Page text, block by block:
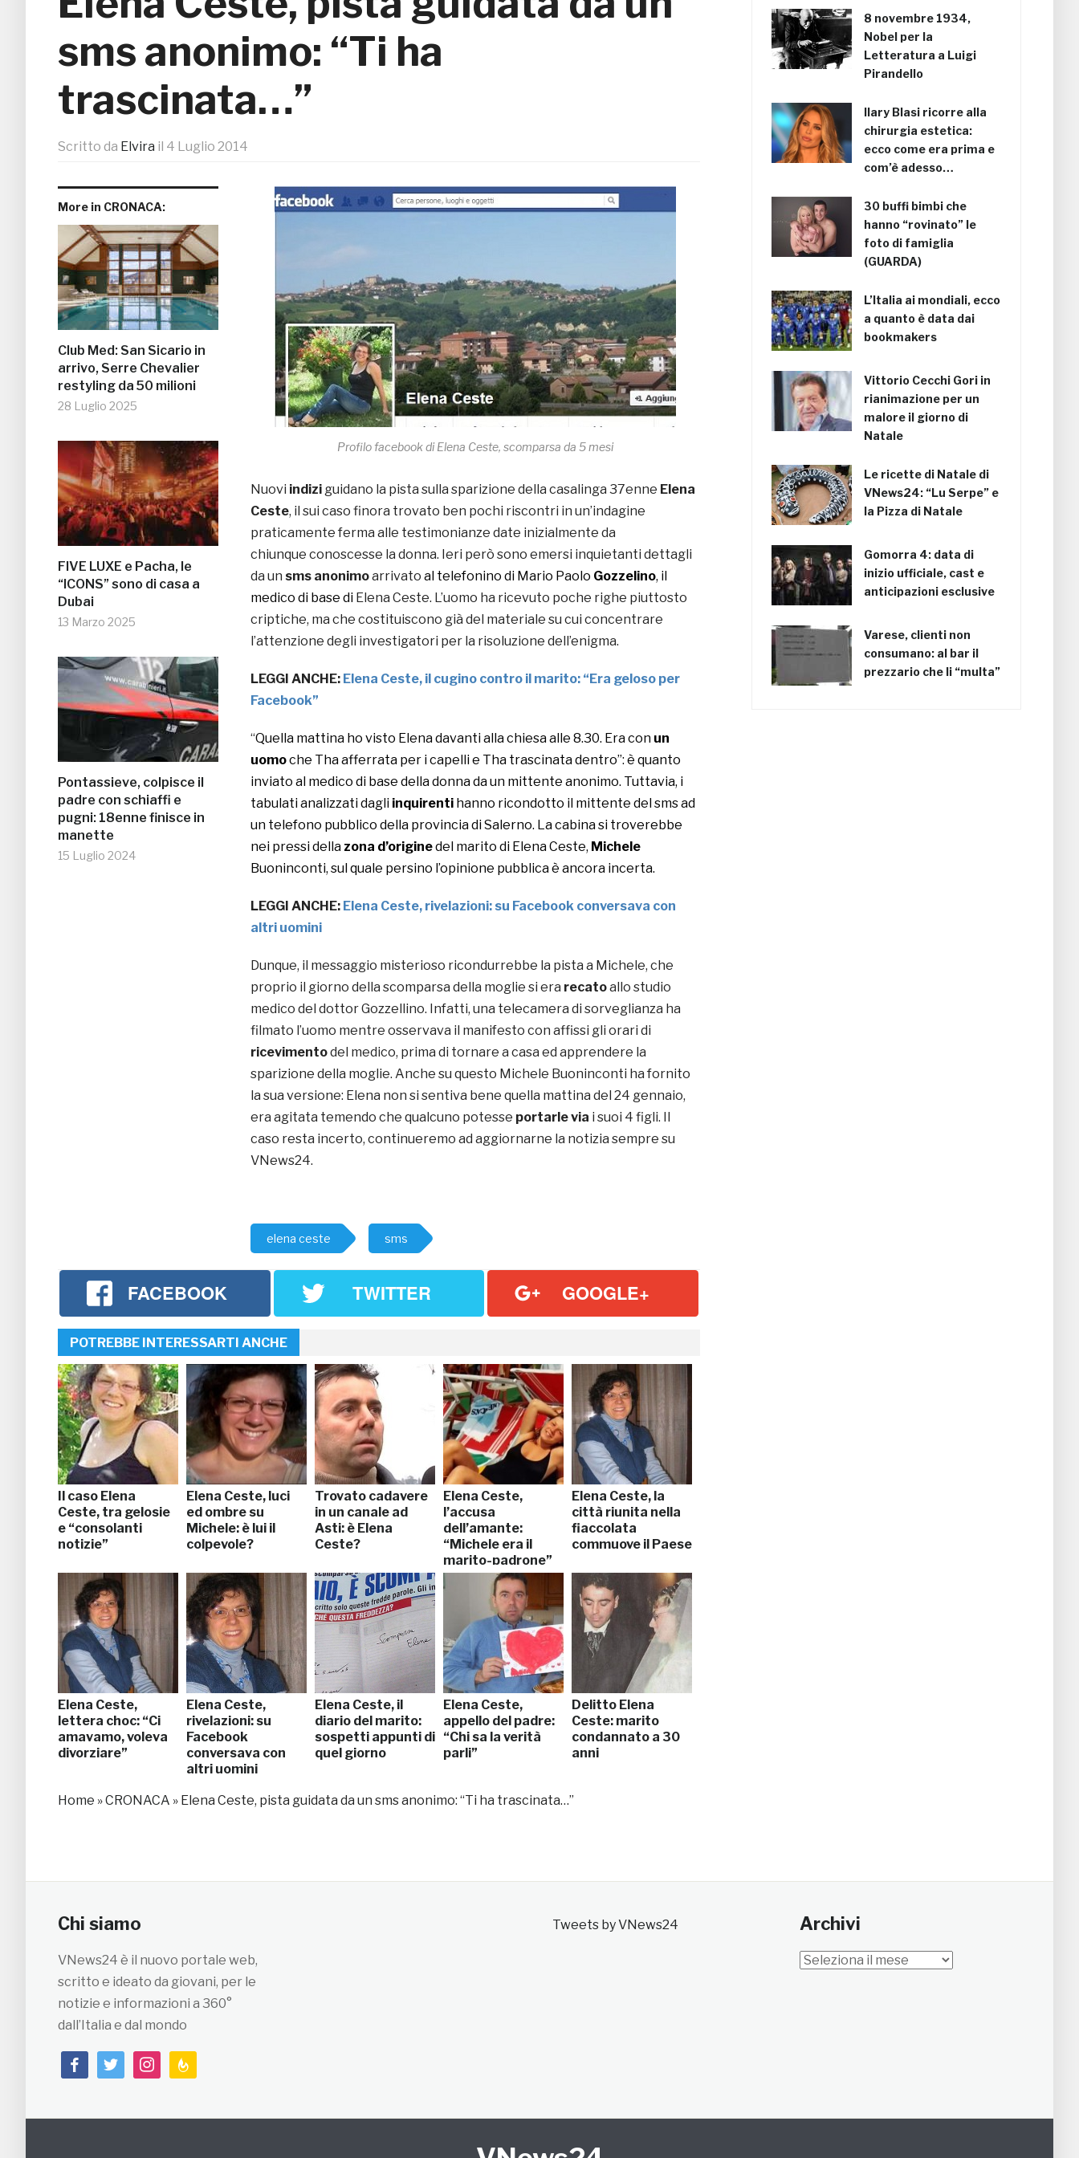
sms anonimo: “Ti ha
trascinata…”
Scritto da Elvira il 4 Luglio 2014
More in CRONACA:
Club Med: San Sicario in
arrivo, Serre Chevalier
restyling da 50 milioni
28 Luglio 2025
FIVE LUXE e Pacha, le
“ICONS” sono di casa a
Dubai
13 Marzo 2025
Pontassieve, colpisce il
padre con schiaffi e
pugni: 18enne finisce in
manette
15 Luglio 2024
Profilo facebook di Elena Ceste, scomparsa da 5 mesi
Nuovi indizi guidano la pista sulla sparizione della casalinga 37enne Elena
Ceste, il sui caso finora trovato ben pochi riscontri in un’indagine
praticamente ferma alle testimonianze date inizialmente da
chiunque conoscesse la donna. Ieri però sono emersi inquietanti dettagli
da un sms anonimoarrivato al telefonino di Mario Paolo Gozzelino, il
medico di base di Elena Ceste. L’uomo ha ricevuto poche righe piuttosto
criptiche, ma che costituiscono già del materiale su cui concentrare
l’attenzione degli investigatori per la risoluzione dell’enigma.
LEGGI ANCHE: Elena Ceste, il cugino contro il marito: “Era geloso per
Facebook”
“Quella mattina ho visto Elena davanti alla chiesa alle 8.30. Era con un
uomoche Tha afferrata per i capelli e Tha trascinata dentro”: è quanto
inviato al medico di base della donna da un mittente anonimo. Tuttavia, i
tabulati analizzati dagli inquirenti hanno ricondotto il mittente del sms ad
un telefono pubblico della provincia di Salerno. La cabina si troverebbe
nei pressi della zona d’originedel marito di Elena Ceste, Michele
Buoninconti, sul quale persino l’opinione pubblica è ancora incerta.
LEGGI ANCHE: Elena Ceste, rivelazioni: su Facebook conversava con
altri uomini
Dunque, il messaggio misterioso ricondurrebbe la pista a Michele, che
proprio il giorno della scomparsa della moglie si era recatoallo studio
medico del dottor Gozzellino. Infatti, una telecamera di sorveglianza ha
filmato l’uomo mentre osservava il manifesto con affissi gli orari di
ricevimentodel medico, prima di tornare a casa ed apprendere la
sparizione della moglie. Anche su questo Michele Buoninconti ha fornito
la sua versione: Elena non si sentiva bene quella mattina del 24 gennaio,
era agitata temendo che qualcuno potesse portarle via i suoi 4 figli. Il
caso resta incerto, continueremo ad aggiornarne la notizia sempre su
VNews24.
elena ceste sms
FACEBOOK TWITTER GOOGLE+
POTREBBE INTERESSARTI ANCHE
Il caso Elena
Ceste, tra gelosie
e “consolanti
notizie”
Elena Ceste, luci
ed ombre su
Michele: è lui il
colpevole?
Trovato cadavere
in un canale ad
Asti: è Elena
Ceste?
Elena Ceste,
l’accusa
dell’amante:
“Michele era il
marito-padrone”
Elena Ceste, la
città riunita nella
fiaccolata
commuove il Paese
Elena Ceste,
lettera choc: “Ci
amavamo, voleva
divorziare”
Elena Ceste,
rivelazioni: su
Facebook
conversava con
altri uomini
Elena Ceste, il
diario del marito:
sospetti appunti di
quel giorno
Elena Ceste,
appello del padre:
“Chi sa la verità
parli”
Delitto Elena
Ceste: marito
condannato a 30
anni
Home »CRONACA » Elena Ceste, pista guidata da un sms anonimo: “Ti ha trascinata…”
8 novembre 1934,
Nobel per la
Letteratura a Luigi
Pirandello
Ilary Blasi ricorre alla
chirurgia estetica:
ecco come era prima e
com’è adesso…
30 buffi bimbi che
hanno “rovinato” le
foto di famiglia
(GUARDA)
L’Italia ai mondiali, ecco
a quanto è data dai
bookmakers
Vittorio Cecchi Gori in
rianimazione per un
malore il giorno di
Natale
Le ricette di Natale di
VNews24: “Lu Serpe” e
la Pizza di Natale
Gomorra 4: data di
inizio ufficiale, cast e
anticipazioni esclusive
Varese, clienti non
consumano: al bar il
prezzario che li “multa”
Chi siamo
VNews24 è il nuovo portale web,
scritto e ideato da giovani, per le
notizie e informazioni a 360°
dall’Italia e dal mondo
facebooktwitterinstagramfeedburner
Tweets by VNews24 Archivi
Archivi